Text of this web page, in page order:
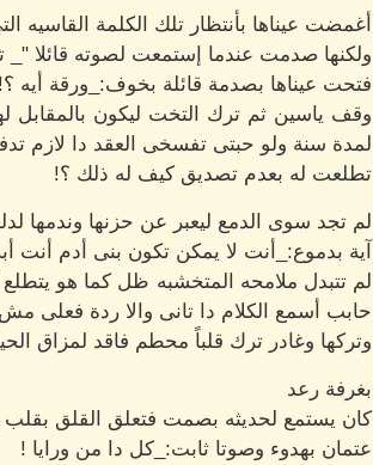
أغمضت عيناها بأنتظار تلك الكلمة القاسيه
ولكنها صدمت عندما إستمعت لصوته قائلا "_
فتحت عيناها بصدمة قائلة بخوف:_ورقة أيه ؟!
وقف ياسين ثم ترك التخت ليكون بالمقابل
لمدة سنة ولو حبتى تفسخى العقد دا لازم تدفعى 60000 جنية يعنى مينفعش تتطلقى الا بعد المدة الا
تطلعت له بعدم تصديق كيف له ذلك ؟!
لم تجد سوى الدمع ليعبر عن حزنها وندمها
آية بدموع:_أنت لا يمكن تكون بنى أدم أنت
لم تتبدل ملامحه المتخشبه ظل كما هو يتطلع
حابب أسمع الكلام دا تانى والا ردة فعلى
وتركها وغادر ترك قلباً محطم فاقد لمزاق
بغرفة رعد
كان يستمع لحديثه بصمت فتعلق القلق بقلب
عتمان بهدوء وصوتا ثابت:_كل دا من ورايا !